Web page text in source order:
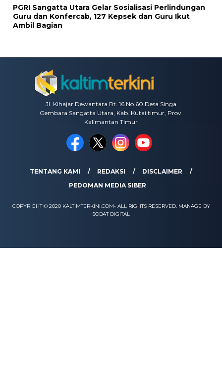
PGRI Sangatta Utara Gelar Sosialisasi Perlindungan
Guru dan Konfercab, 127 Kepsek dan Guru Ikut
Ambil Bagian
Jl. Kihajar Dewantara Rt. 16 No.60 Desa Singa
Gembara Sangatta Utara, Kab. Kutai timur, Prov.
Kalimantan Timur
TENTANG KAMI REDAKSI
DISCLAIMER
PEDOMAN MEDIA SIBER
COPYRIGHT © 2020 KALTIMTERKINI.COM- ALL RIGHTS RESERVED. MANAGE BY
SOBAT DIGITAL